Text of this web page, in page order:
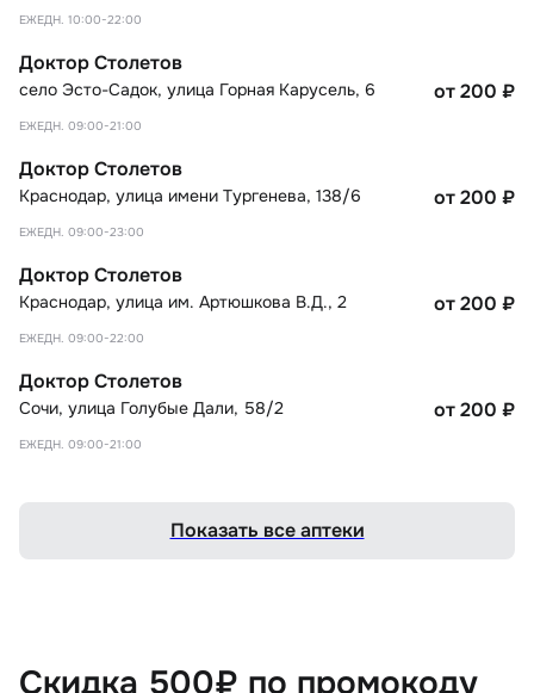
ЕЖЕДН. 10:00-22:00
Доктор Столетов
село Эсто-Садок, улица Горная Карусель, 6
ЕЖЕДН. 09:00-21:00
от 200 ₽
Доктор Столетов
Краснодар, улица имени Тургенева, 138/6
ЕЖЕДН. 09:00-23:00
от 200 ₽
Доктор Столетов
Краснодар, улица им. Артюшкова В.Д., 2
ЕЖЕДН. 09:00-22:00
от 200 ₽
Доктор Столетов
Сочи, улица Голубые Дали, 58/2
ЕЖЕДН. 09:00-21:00
от 200 ₽
Показать все аптеки
Скидка 500₽ по промокоду